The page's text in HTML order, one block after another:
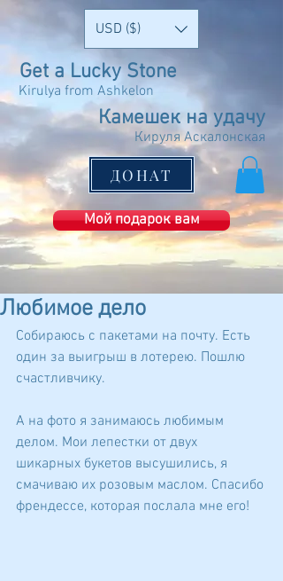
USD ($)
Get a Lucky Stone
Kirulya from Ashkelon
Камешек на удачу
Кируля Аскалонская
ДОНАТ
Мой подарок вам
Любимое дело
Собираюсь с пакетами на почту. Есть
один за выигрыш в лотерею. Пошлю
счастливчику.
А на фото я занимаюсь любимым
делом. Мои лепестки от двух
шикарных букетов высушились, я
смачиваю их розовым маслом. Спасибо
френдессе, которая послала мне его!